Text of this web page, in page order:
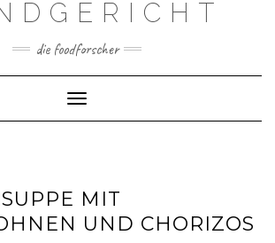
die foodforscher
Toggle Navigation
MIT
UND CHORIZOS